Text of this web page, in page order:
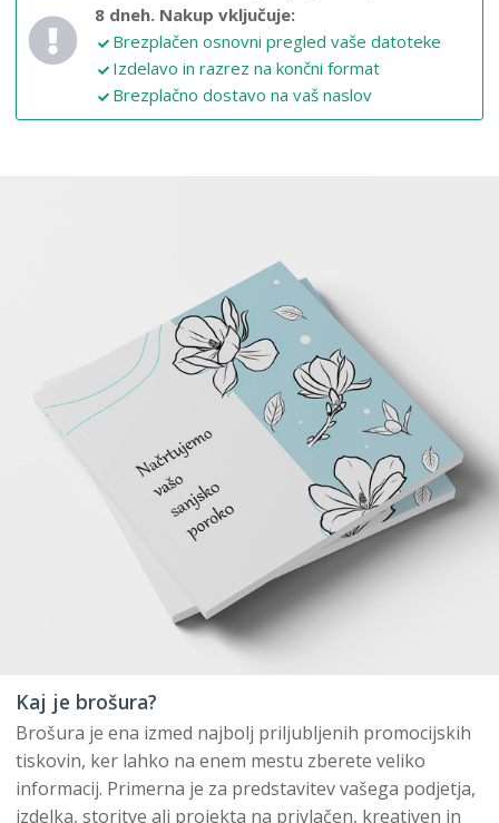
8 dneh. Nakup vključuje:
Brezplačen osnovni pregled vaše datoteke
Izdelavo in razrez na končni format
Brezplačno dostavo na vaš naslov
Kaj je brošura?
Brošura je ena izmed najbolj priljubljenih promocijskih
tiskovin, ker lahko na enem mestu zberete veliko
informacij. Primerna je za predstavitev vašega podjetja,
izdelka, storitve ali projekta na privlačen, kreativen in